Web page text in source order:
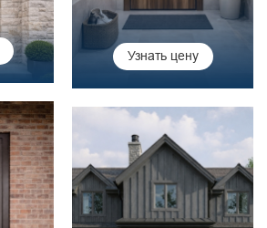
Узнать цену